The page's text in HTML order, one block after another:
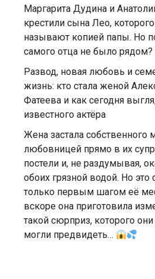
Маргарита Дудина и
крестили сына Лео, которого
называют копией папы. Но
самого отца не было рядом?
Развод, новая любовь и
жизнь: кто стала женой
Фатеева и как сегодня
известного актёра
Жена застала собственного
любовницей прямо в их
постели и, не раздумывая,
обоих грязной водой. Но это
только первым шагом её
вскоре она приготовила
такой сюрприз, которого
могли предвидеть…